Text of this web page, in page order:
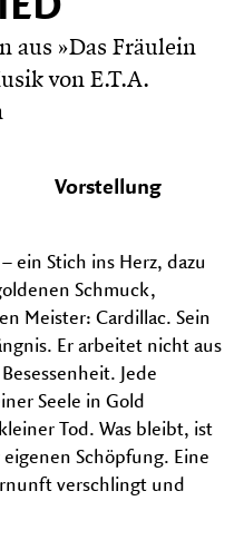
zu
aus »Das Fräulein
von E.T.A.
Vorstellung
ein Stich ins Herz, dazu
Schmuck,
Meister: Cardillac. Sein
Er arbeitet nicht aus
Jede
Seele in Gold
Tod. Was bleibt, ist
Schöpfung. Eine
verschlingt und